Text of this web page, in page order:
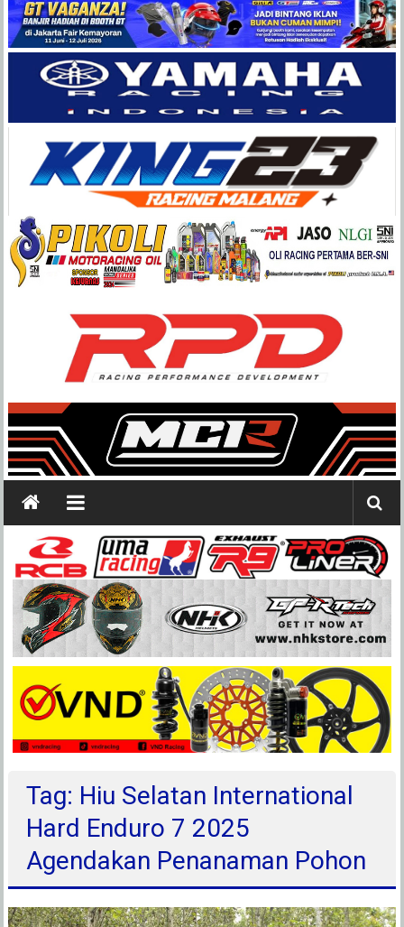
Balap
Paling
Lengkap
Tag: Hiu Selatan International
Hard Enduro 7 2025
Agendakan Penanaman Pohon